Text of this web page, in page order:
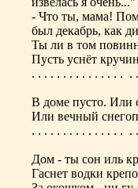
- Что ты, мама!
был декабрь, как
Ты ли в том
Пусть уснёт
. . . . . . . . . . . . . . . .
В доме пусто. Или
Или вечный
. . . . . . . . . . . . . . . .
Дом - ты сон иль
Гаснет водки